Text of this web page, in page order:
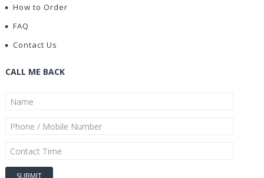
How to Order
FAQ
Contact Us
CALL ME BACK